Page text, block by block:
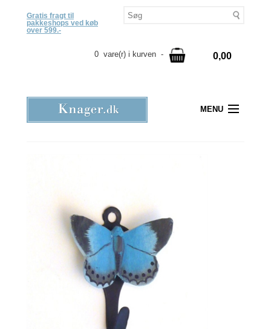
Gratis fragt til
pakkeshops ved køb
over 599.-
0 vare(r) i kurven - 0,00
MENU